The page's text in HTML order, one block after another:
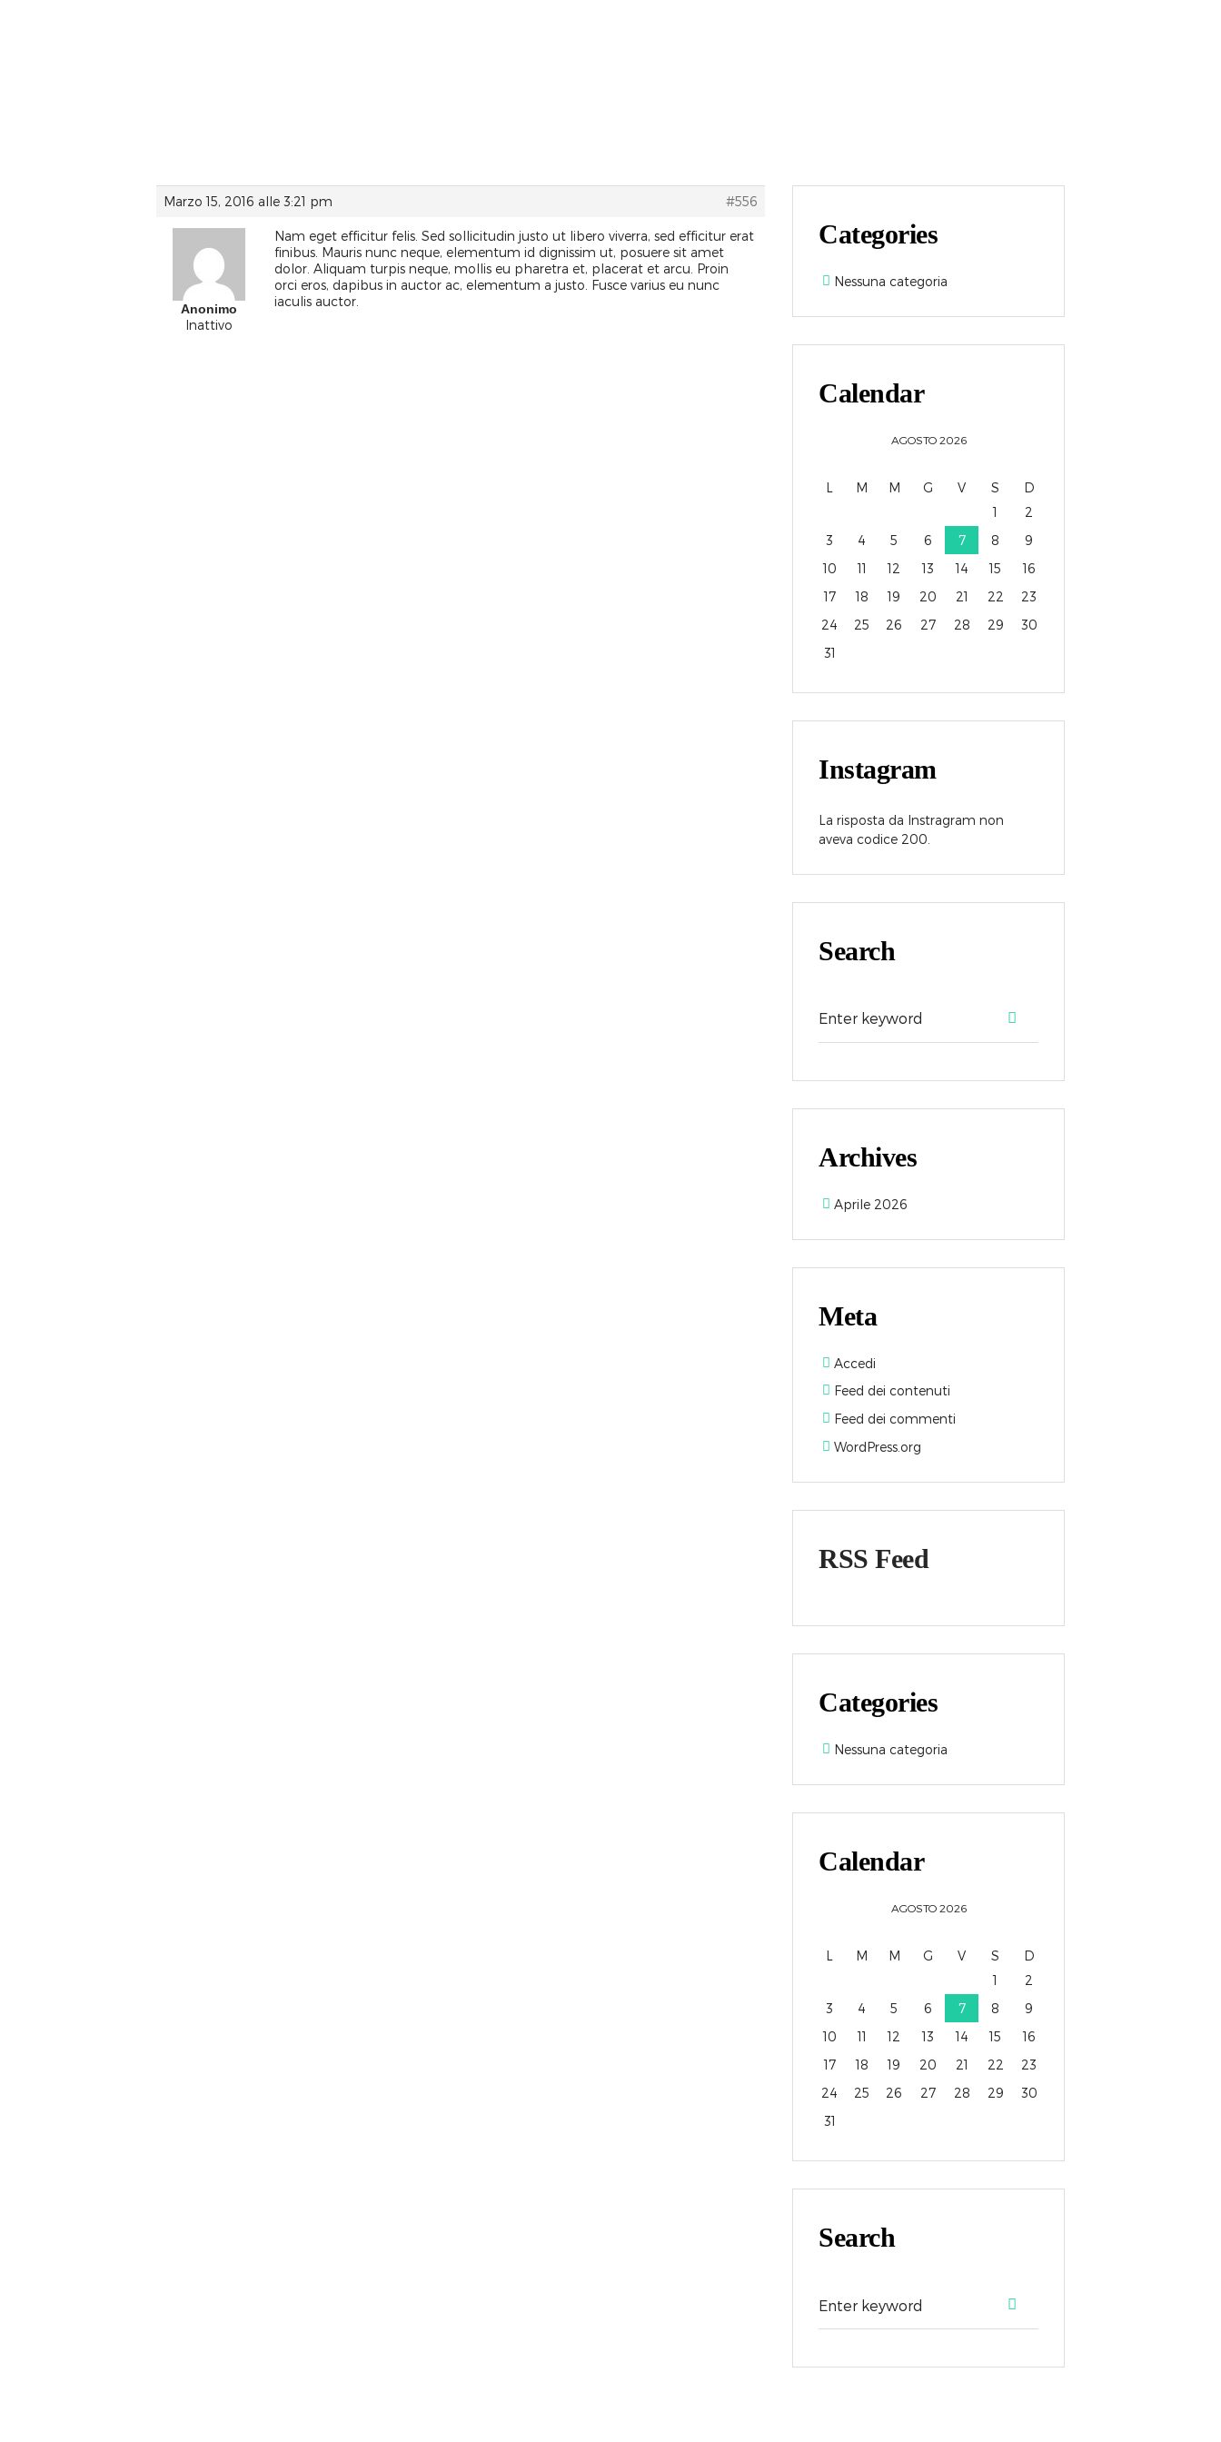
Marzo 15, 2016 alle 3:21 pm #556
Anonimo
Inattivo
Nam eget efficitur felis. Sed sollicitudin justo ut libero viverra, sed efficitur erat
finibus. Mauris nunc neque, elementum id dignissim ut, posuere sit amet
dolor. Aliquam turpis neque, mollis eu pharetra et, placerat et arcu. Proin
orci eros, dapibus in auctor ac, elementum a justo. Fusce varius eu nunc
iaculis auctor.
Categories
Nessuna categoria
Calendar
AGOSTO 2026
L M M G V S
D
1
2
3
4 5 6 7 8
9
10
11 12 13 14 15
16
17
18 19 20 21 22
23
24
25 26 27 28 29
30
31
Instagram
La risposta da Instragram non
aveva codice 200.
Search
Archives
Aprile 2026
Meta
Accedi
Feed dei contenuti
Feed dei commenti
WordPress.org
RSS Feed
Categories
Nessuna categoria
Calendar
AGOSTO 2026
L M M G V S
D
1
2
3
4 5 6 7 8
9
10
11 12 13 14 15
16
17
18 19 20 21 22
23
24
25 26 27 28 29
30
31
Search